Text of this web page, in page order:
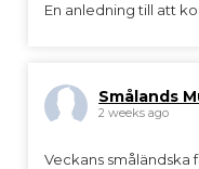
En anledning till att
Smålands
2 weeks ago
Veckans småländska